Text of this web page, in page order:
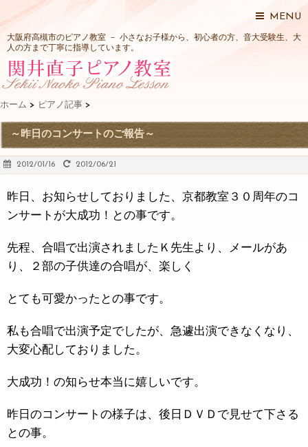
MENU
大阪府高槻市のピアノ教室 － 小さなお子様から、初心者の方、音大受験生、大
人の方まで丁寧に指導しています。
ホーム > ピアノ記事 >
～昨日のコンサートのご報告～
2012/01/16 2012/06/21
昨日、お知らせしておりました、京都教室３０周年のコ
ンサートが大成功！との事です。
先程、合唱で出演されましたＫ先生より、メールがあ
り、２部の子供達の合唱が、楽しく
とても可愛かったとの事です。
私も合唱で出演予定でしたが、急遽出演できなくなり、
大変心配しておりました。
大成功！の知らせ本当に嬉しいです。
昨日のコンサートの様子は、後日ＤＶＤで見せて下さる
との事。